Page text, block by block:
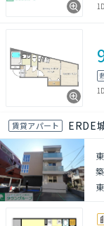
賃貸アパート ERDE